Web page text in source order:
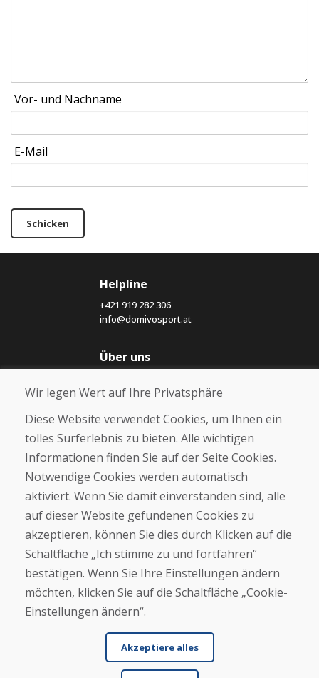
Vor- und Nachname
E-Mail
Schicken
Helpline
+421 919 282 306
info@domivosport.at
Über uns
Über uns
Kontakt
Kaufen
E-Shop
Geschäftsbedingungen
Zahlung
Beschwerde
Rückgabe und Umtausch von Waren
Cookies
Wir legen Wert auf Ihre Privatsphäre
Diese Website verwendet Cookies, um Ihnen ein
tolles Surferlebnis zu bieten. Alle wichtigen
Informationen finden Sie auf der Seite Cookies.
Notwendige Cookies werden automatisch
aktiviert. Wenn Sie damit einverstanden sind, alle
auf dieser Website gefundenen Cookies zu
akzeptieren, können Sie dies durch Klicken auf die
Schaltfläche „Ich stimme zu und fortfahren“
bestätigen. Wenn Sie Ihre Einstellungen ändern
möchten, klicken Sie auf die Schaltfläche „Cookie-
Einstellungen ändern“.
Akzeptiere alles